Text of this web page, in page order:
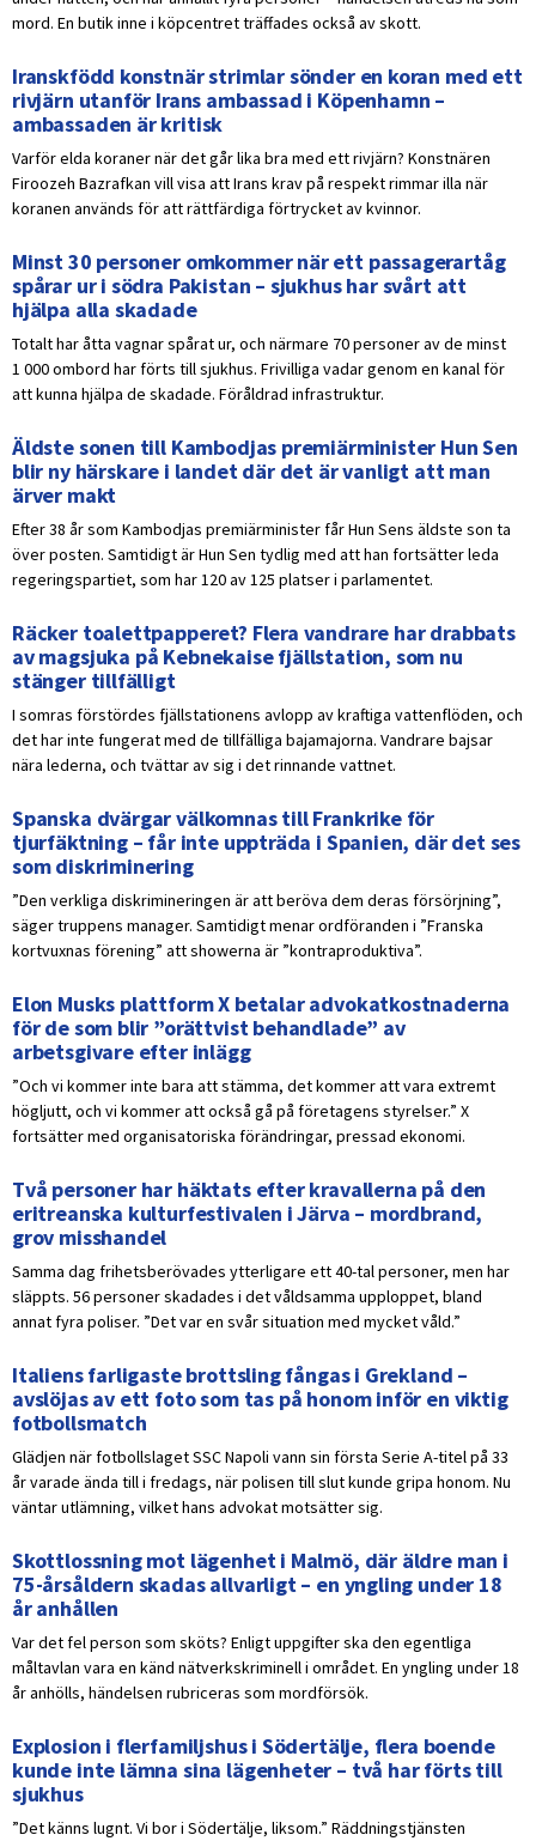
mord. En butik inne i köpcentret träffades också av skott.
Iranskfödd konstnär strimlar sönder en koran med ett
rivjärn utanför Irans ambassad i Köpenhamn –
ambassaden är kritisk
Varför elda koraner när det går lika bra med ett rivjärn? Konstnären
Firoozeh Bazrafkan vill visa att Irans krav på respekt rimmar illa när
koranen används för att rättfärdiga förtrycket av kvinnor.
Minst 30 personer omkommer när ett passagerartåg
spårar ur i södra Pakistan – sjukhus har svårt att
hjälpa alla skadade
Totalt har åtta vagnar spårat ur, och närmare 70 personer av de minst
1 000 ombord har förts till sjukhus. Frivilliga vadar genom en kanal för
att kunna hjälpa de skadade. Föråldrad infrastruktur.
Äldste sonen till Kambodjas premiärminister Hun Sen
blir ny härskare i landet där det är vanligt att man
ärver makt
Efter 38 år som Kambodjas premiärminister får Hun Sens äldste son ta
över posten. Samtidigt är Hun Sen tydlig med att han fortsätter leda
regeringspartiet, som har 120 av 125 platser i parlamentet.
Räcker toalettpapperet? Flera vandrare har drabbats
av magsjuka på Kebnekaise fjällstation, som nu
stänger tillfälligt
I somras förstördes fjällstationens avlopp av kraftiga vattenflöden, och
det har inte fungerat med de tillfälliga bajamajorna. Vandrare bajsar
nära lederna, och tvättar av sig i det rinnande vattnet.
Spanska dvärgar välkomnas till Frankrike för
tjurfäktning – får inte uppträda i Spanien, där det ses
som diskriminering
”Den verkliga diskrimineringen är att beröva dem deras försörjning”,
säger truppens manager. Samtidigt menar ordföranden i ”Franska
kortvuxnas förening” att showerna är ”kontraproduktiva”.
Elon Musks plattform X betalar advokatkostnaderna
för de som blir ”orättvist behandlade” av
arbetsgivare efter inlägg
”Och vi kommer inte bara att stämma, det kommer att vara extremt
högljutt, och vi kommer att också gå på företagens styrelser.” X
fortsätter med organisatoriska förändringar, pressad ekonomi.
Två personer har häktats efter kravallerna på den
eritreanska kulturfestivalen i Järva – mordbrand,
grov misshandel
Samma dag frihetsberövades ytterligare ett 40-tal personer, men har
släppts. 56 personer skadades i det våldsamma upploppet, bland
annat fyra poliser. ”Det var en svår situation med mycket våld.”
Italiens farligaste brottsling fångas i Grekland –
avslöjas av ett foto som tas på honom inför en viktig
fotbollsmatch
Glädjen när fotbollslaget SSC Napoli vann sin första Serie A-titel på 33
år varade ända till i fredags, när polisen till slut kunde gripa honom. Nu
väntar utlämning, vilket hans advokat motsätter sig.
Skottlossning mot lägenhet i Malmö, där äldre man i
75-årsåldern skadas allvarligt – en yngling under 18
år anhållen
Var det fel person som sköts? Enligt uppgifter ska den egentliga
måltavlan vara en känd nätverkskriminell i området. En yngling under 18
år anhölls, händelsen rubriceras som mordförsök.
Explosion i flerfamiljshus i Södertälje, flera boende
kunde inte lämna sina lägenheter – två har förts till
sjukhus
”Det känns lugnt. Vi bor i Södertälje, liksom.” Räddningstjänsten